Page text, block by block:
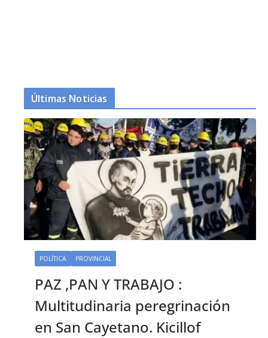
Últimas Noticias
POLÍTICA PROVINCIAL
PAZ ,PAN Y TRABAJO :
Multitudinaria peregrinación
en San Cayetano. Kicillof